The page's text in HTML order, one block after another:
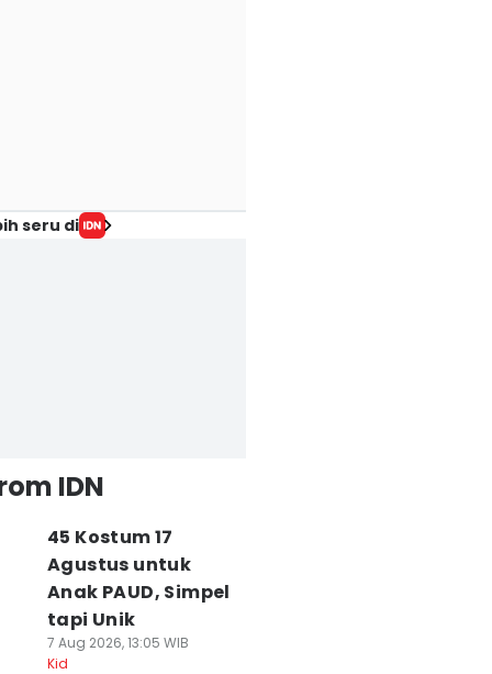
seru di
IDN
45 Kostum 17
Agustus untuk
Anak PAUD, Simpel
tapi Unik
7 Aug 2026, 13:05 WIB
Kid